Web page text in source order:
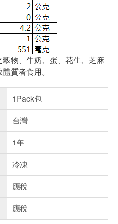
物、牛奶、蛋、花生、芝麻
質者食用。
1Pack包
台灣
1年
冷凍
應稅
應稅